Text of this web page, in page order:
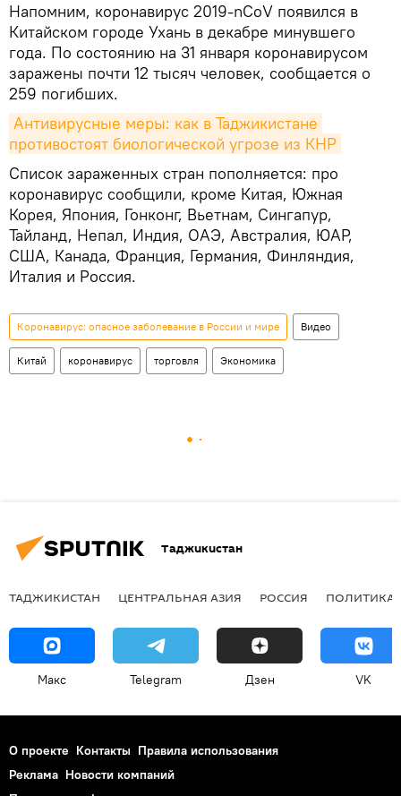
Напомним, коронавирус 2019-nCoV появился в
Китайском городе Ухань в декабре минувшего
года. По состоянию на 31 января коронавирусом
заражены почти 12 тысяч человек, сообщается о
259 погибших.
Антивирусные меры: как в Таджикистане
противостоят биологической угрозе из КНР
Список зараженных стран пополняется: про
коронавирус сообщили, кроме Китая, Южная
Корея, Япония, Гонконг, Вьетнам, Сингапур,
Тайланд, Непал, Индия, ОАЭ, Австралия, ЮАР,
США, Канада, Франция, Германия, Финляндия,
Италия и Россия.
Коронавирус: опасное заболевание в России и мире Видео
Китай коронавирус торговля Экономика
Таджикистан
ТАДЖИКИСТАН ЦЕНТРАЛЬНАЯ АЗИЯ РОССИЯ ПОЛИТИКА
Макс Telegram Дзен VK
О проекте Контакты Правила использования
Реклама Новости компаний